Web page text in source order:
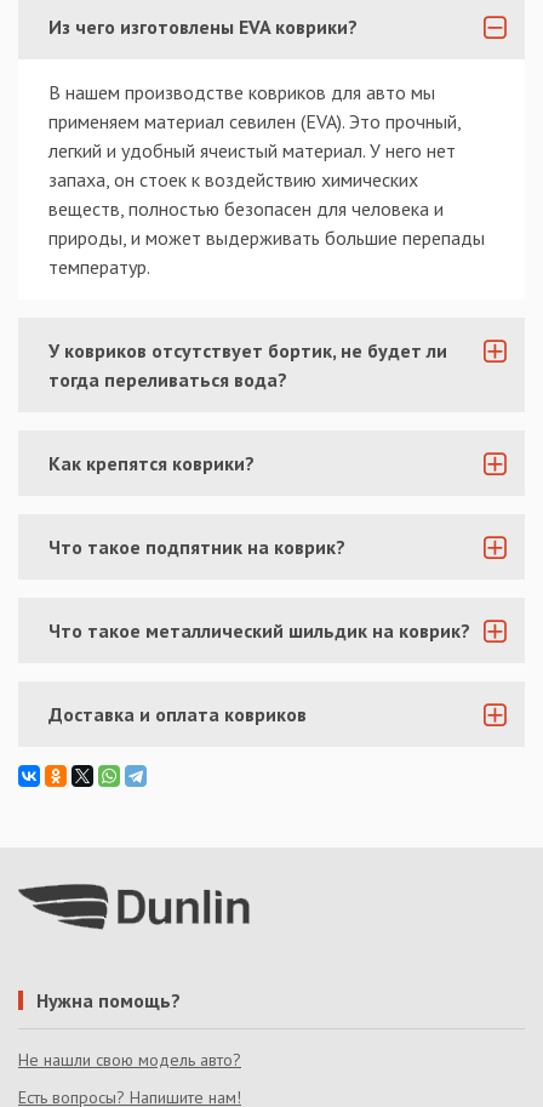
Из чего изготовлены EVA коврики?
В нашем производстве ковриков для авто мы
применяем материал севилен (EVA). Это прочный,
легкий и удобный ячеистый материал. У него нет
запаха, он стоек к воздействию химических
веществ, полностью безопасен для человека и
природы, и может выдерживать большие перепады
температур.
У ковриков отсутствует бортик, не будет ли
тогда переливаться вода?
Как крепятся коврики?
Что такое подпятник на коврик?
Что такое металлический шильдик на коврик?
Доставка и оплата ковриков
Нужна помощь?
Не нашли свою модель авто?
Есть вопросы? Напишите нам!